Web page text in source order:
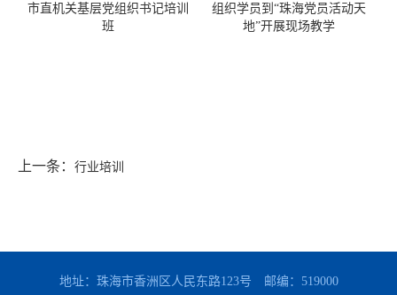
市直机关基层党组织书记培训
班
组织学员到“珠海党员活动天
地”开展现场教学
上一条： 行业培训
地址：珠海市香洲区人民东路123号 邮编：519000